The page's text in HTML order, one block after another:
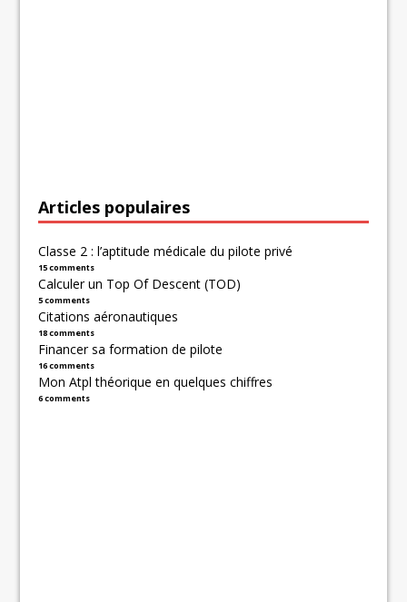
Articles populaires
Classe 2 : l’aptitude médicale du pilote privé
15 comments
Calculer un Top Of Descent (TOD)
5 comments
Citations aéronautiques
18 comments
Financer sa formation de pilote
16 comments
Mon Atpl théorique en quelques chiffres
6 comments